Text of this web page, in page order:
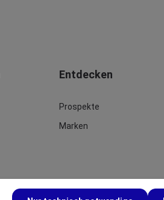
Entdecken
Prospekte
Marken